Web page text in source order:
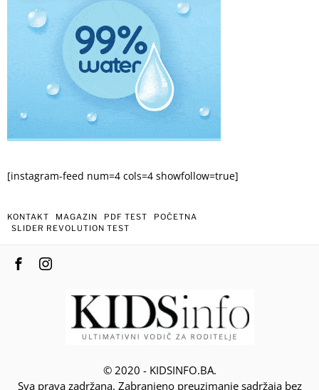
[instagram-feed num=4 cols=4 showfollow=true]
KONTAKT MAGAZIN PDF TEST
POČETNA
SLIDER REVOLUTION TEST
© 2020 - KIDSINFO.BA.
Sva prava zadržana. Zabranjeno preuzimanje sadržaja bez